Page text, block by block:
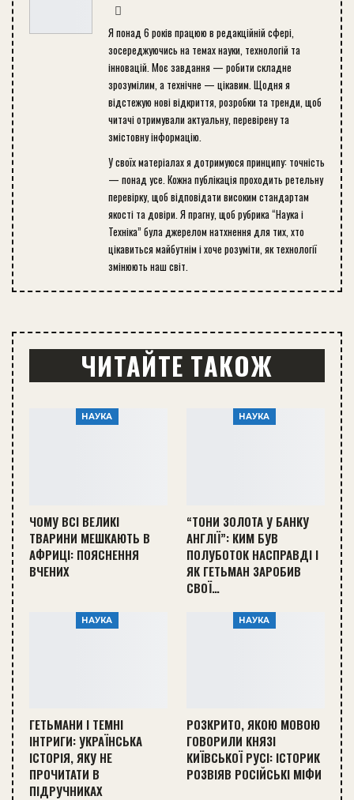
Я понад 6 років працюю в редакційній сфері,
зосереджуючись на темах науки, технологій та
інновацій. Моє завдання — робити складне
зрозумілим, а технічне — цікавим. Щодня я
відстежую нові відкриття, розробки та тренди, щоб
читачі отримували актуальну, перевірену та
змістовну інформацію.
У своїх матеріалах я дотримуюся принципу: точність
— понад усе. Кожна публікація проходить ретельну
перевірку, щоб відповідати високим стандартам
якості та довіри. Я прагну, щоб рубрика “Наука і
Техніка” була джерелом натхнення для тих, хто
цікавиться майбутнім і хоче розуміти, як технології
змінюють наш світ.
ЧИТАЙТЕ ТАКОЖ
НАУКА
ЧОМУ ВСІ ВЕЛИКІ
ТВАРИНИ МЕШКАЮТЬ В
АФРИЦІ: ПОЯСНЕННЯ
ВЧЕНИХ
НАУКА
“ТОНИ ЗОЛОТА У БАНКУ
АНГЛІЇ”: КИМ БУВ
ПОЛУБОТОК НАСПРАВДІ І
ЯК ГЕТЬМАН ЗАРОБИВ
СВОЇ…
НАУКА
ГЕТЬМАНИ І ТЕМНІ
ІНТРИГИ: УКРАЇНСЬКА
ІСТОРІЯ, ЯКУ НЕ
ПРОЧИТАТИ В
ПІДРУЧНИКАХ
НАУКА
РОЗКРИТО, ЯКОЮ МОВОЮ
ГОВОРИЛИ КНЯЗІ
КИЇВСЬКОЇ РУСІ: ІСТОРИК
РОЗВІЯВ РОСІЙСЬКІ МІФИ